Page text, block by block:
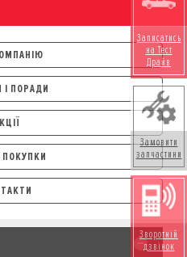
І ПОРАДИ
Записатись
на Тест
Драйв
Замовити
запчастини
Зворотній
дзвінок